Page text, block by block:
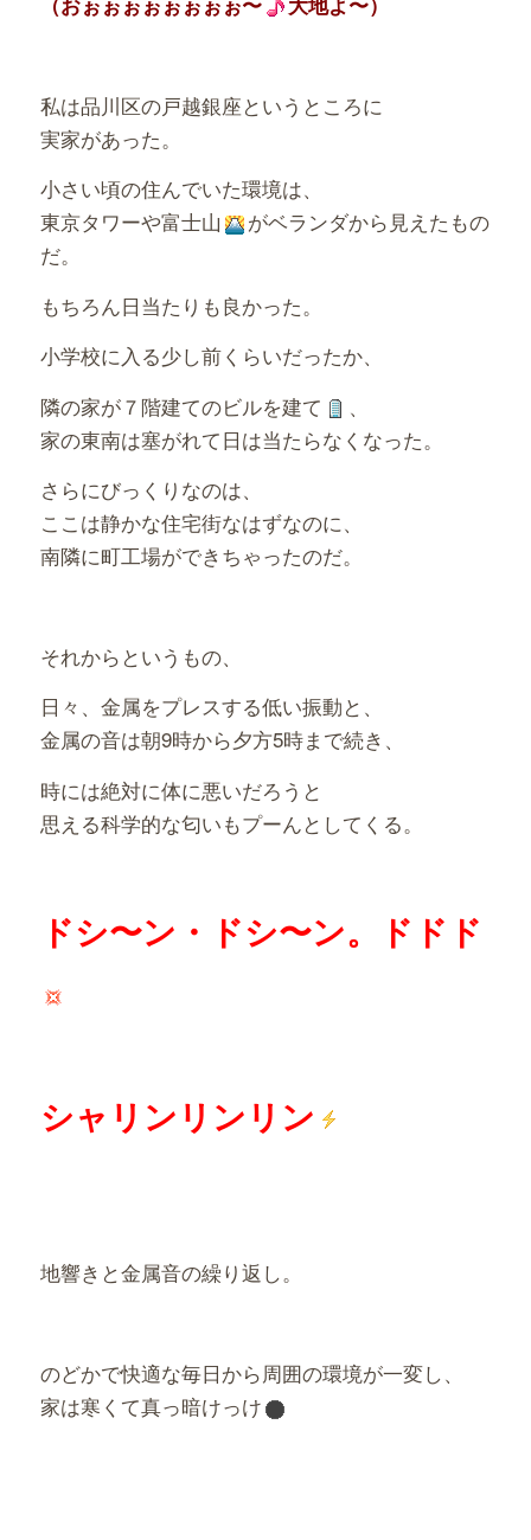
私は品川区の戸越銀座というところに
実家があった。
小さい頃の住んでいた環境は、
東京タワーや富士山
がベランダから見えたもの
だ。
もちろん日当たりも良かった。
小学校に入る少し前くらいだったか、
隣の家が７階建てのビルを建て
、
家の東南は塞がれて日は当たらなくなった。
さらにびっくりなのは、
ここは静かな住宅街なはずなのに、
南隣に町工場ができちゃったのだ。
それからというもの、
日々、金属をプレスする低い振動と、
金属の音は朝9時から夕方5時まで続き、
時には絶対に体に悪いだろうと
思える科学的な匂いもプーんとしてくる。
ドシ〜ン・ドシ〜ン。ドドド
シャリンリンリン
地響きと金属音の繰り返し。
のどかで快適な毎日から周囲の環境が一変し、
家は寒くて真っ暗けっけ